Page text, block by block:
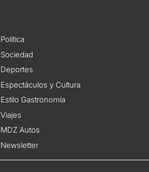
Política
Sociedad
Deportes
Espectáculos y Cultura
Estilo Gastronomía
Viajes
MDZ Autos
Newsletter